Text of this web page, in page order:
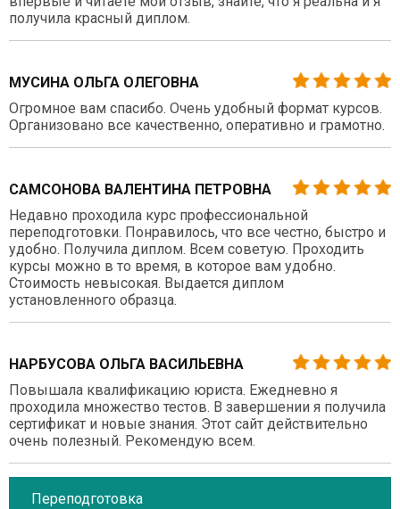
получила красный диплом.
МУСИНА ОЛЬГА ОЛЕГОВНА
Огромное вам спасибо. Очень удобный формат курсов.
Организовано все качественно, оперативно и грамотно.
САМСОНОВА ВАЛЕНТИНА ПЕТРОВНА
Недавно проходила курс профессиональной
переподготовки. Понравилось, что все честно, быстро и
удобно. Получила диплом. Всем советую. Проходить
курсы можно в то время, в которое вам удобно.
Стоимость невысокая. Выдается диплом
установленного образца.
НАРБУСОВА ОЛЬГА ВАСИЛЬЕВНА
Повышала квалификацию юриста. Ежедневно я
проходила множество тестов. В завершении я получила
сертификат и новые знания. Этот сайт действительно
очень полезный. Рекомендую всем.
Переподготовка